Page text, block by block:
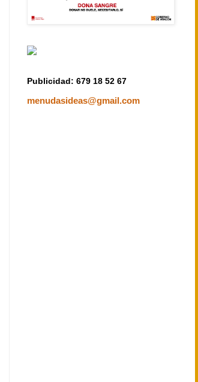
Publicidad: 679 18 52 67
menudasideas@gmail.com